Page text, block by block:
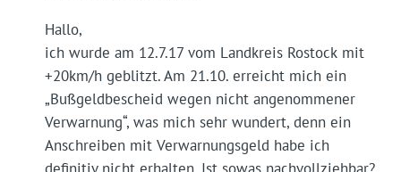
Hallo,
ich wurde am 12.7.17 vom Landkreis Rostock mit
+20km/h geblitzt. Am 21.10. erreicht mich ein
„Bußgeldbescheid wegen nicht angenommener
Verwarnung“, was mich sehr wundert, denn ein
Anschreiben mit Verwarnungsgeld habe ich